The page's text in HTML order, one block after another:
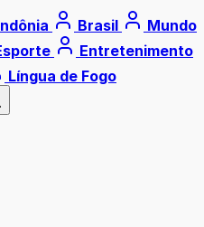
Brasil
Mundo
Entretenimento
Língua de Fogo